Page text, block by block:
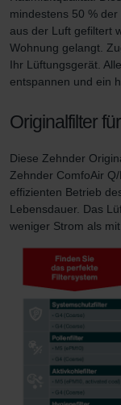
Limitet Şirketi:
Zehnder Group
Zehnder Group
Zehnder Group
danych Zehnder
Zehnder Group
Zehnder Group
mindestens 50 %
aus der Luft gefiltert
Wohnung gelangt.
Ihr Lüftungsgerät.
entspannen und ein
Originalfilter
Diese Zehnder
Zehnder ComfoAir
effizienten Betrieb
Lebensdauer. Das
weniger Strom als